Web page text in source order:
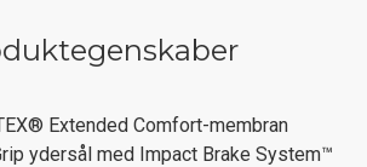
Extended Comfort-membran
ydersål med Impact Brake System™